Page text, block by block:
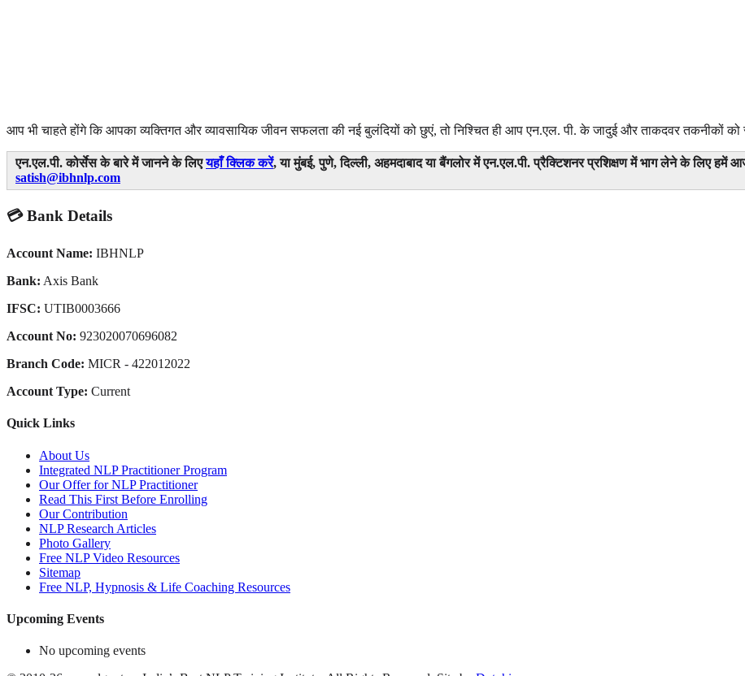
आप भी चाहते होंगे कि आपका व्यक्तिगत और व्यावसायिक जीवन सफलता की नई बुलंदियों को छुएं, तो निश्चित ही आप एन.एल. पी. के जादुई और ताकदवर तकनीकों
एन.एल.पी. कोर्सेस के बारे में जानने के लिएयहाँ क्लिक करें, या मुंबई, पुणे, दिल्ली, अहमदाबाद या बैंगलोर में एन.एल.पी. प्रैक्टिशनर प्रशिक्षण में भाग लेने के लिए हमें
satish@ibhnlp.com
💳 Bank Details
Account Name: IBHNLP
Bank: Axis Bank
IFSC: UTIB0003666
Account No: 923020070696082
Branch Code: MICR - 422012022
Account Type: Current
Quick Links
About Us
Integrated NLP Practitioner Program
Our Offer for NLP Practitioner
Read This First Before Enrolling
Our Contribution
NLP Research Articles
Photo Gallery
Free NLP Video Resources
Sitemap
Free NLP, Hypnosis & Life Coaching Resources
Upcoming Events
No upcoming events